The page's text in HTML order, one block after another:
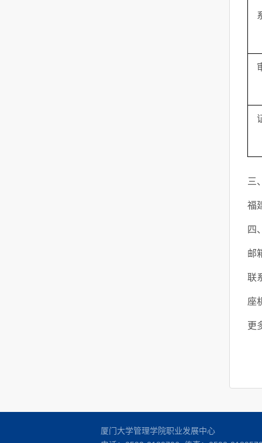
三、
福
四、
邮
联
座
更
厦门大学管理学院职业发展中心